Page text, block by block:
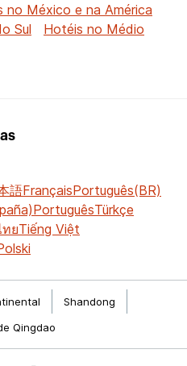
no México e na América
Sul
Hotéis no Médio
語FrançaisPortuguês(BR)
PortuguêsTürkçe
ทยTiếng Việt
Shandong
Qingdao